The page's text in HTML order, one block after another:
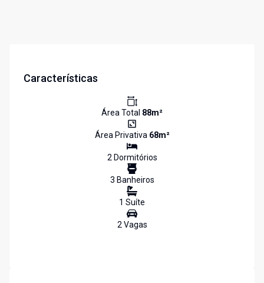
Características
Área Total 88m²
Área Privativa 68m²
2Dormitórios
3 Banheiros
1 Suíte
2Vagas